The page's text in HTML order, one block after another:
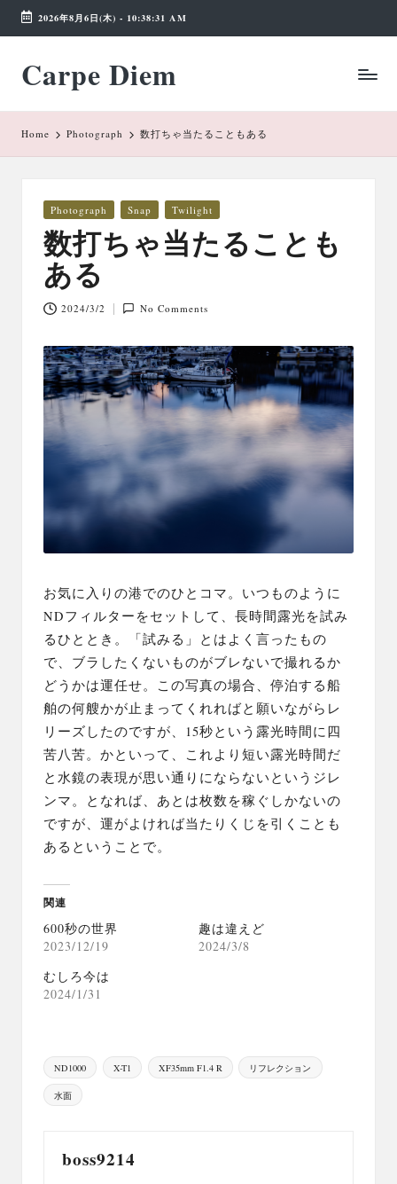
Skip
content
2026年8月6日(木) - 10:38:31 AM
Carpe Diem
Weekend
Wonderland
Home Photograph 数打ちゃ当たることもある
Posted
Photograph Snap Twilight
数打ちゃ当たることも
ある
2024/3/2 No Comments
お気に入りの港でのひとコマ。いつものように
NDフィルターをセットして、長時間露光を試み
るひととき。「試みる」とはよく言ったもの
で、ブラしたくないものがブレないで撮れるか
どうかは運任せ。この写真の場合、停泊する船
舶の何艘かが止まってくれればと願いながらレ
リーズしたのですが、15秒という露光時間に四
苦八苦。かといって、これより短い露光時間だ
と水鏡の表現が思い通りにならないというジレ
ンマ。となれば、あとは枚数を稼ぐしかないの
ですが、運がよければ当たりくじを引くことも
あるということで。
関連
600秒の世界
2023/12/19
趣は違えど
2024/3/8
むしろ今は
2024/1/31
Tags:
ND1000 X-T1 XF35mm F1.4 R リフレクション
水面
boss9214